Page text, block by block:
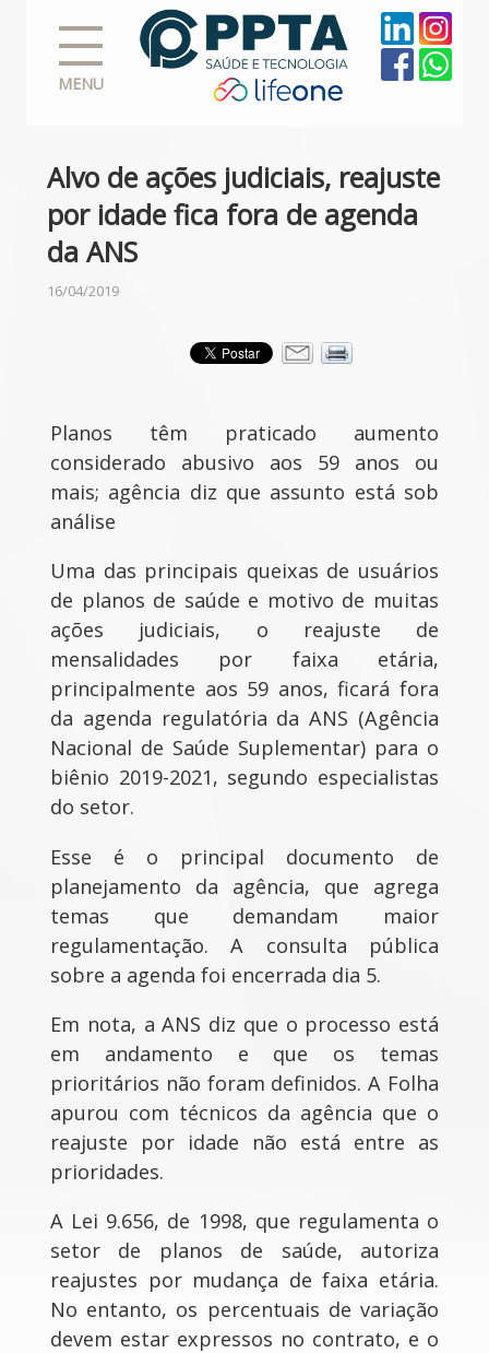
MENU
Alvo de ações judiciais, reajuste
por idade fica fora de agenda
da ANS
16/04/2019
Planos têm praticado aumento
considerado abusivo aos 59 anos ou
mais; agência diz que assunto está sob
análise
Uma das principais queixas de usuários
de planos de saúde e motivo de muitas
ações judiciais, o reajuste de
mensalidades por faixa etária,
principalmente aos 59 anos, ficará fora
da agenda regulatória da ANS (Agência
Nacional de Saúde Suplementar) para o
biênio 2019-2021, segundo especialistas
do setor.
Esse é o principal documento de
planejamento da agência, que agrega
temas que demandam maior
regulamentação. A consulta pública
sobre a agenda foi encerrada dia 5.
Em nota, a ANS diz que o processo está
em andamento e que os temas
prioritários não foram definidos. A Folha
apurou com técnicos da agência que o
reajuste por idade não está entre as
prioridades.
A Lei 9.656, de 1998, que regulamenta o
setor de planos de saúde, autoriza
reajustes por mudança de faixa etária.
No entanto, os percentuais de variação
devem estar expressos no contrato, e o